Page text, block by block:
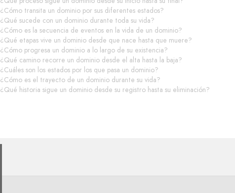
¿Cómo transita un dominio por sus diferentes estados?
¿Qué sucede con un dominio durante toda su vida?
¿Cómo es la secuencia de eventos en la vida de un dominio?
¿Qué etapas vive un dominio desde que nace hasta que muere?
¿Cómo progresa un dominio a lo largo de su existencia?
¿Qué camino recorre un dominio desde el alta hasta la baja?
¿Cuáles son los estados por los que pasa un dominio?
¿Cómo es el trayecto de un dominio durante su vida?
¿Qué historia sigue un dominio desde su registro hasta su eliminación?